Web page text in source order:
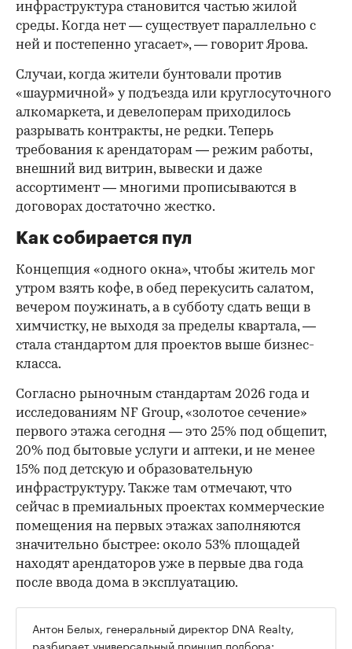
инфраструктура становится частью жилой
среды. Когда нет — существует параллельно с
ней и постепенно угасает», — говорит Ярова.
Случаи, когда жители бунтовали против
«шаурмичной» у подъезда или круглосуточного
алкомаркета, и девелоперам приходилось
разрывать контракты, не редки. Теперь
требования к арендаторам — режим работы,
внешний вид витрин, вывески и даже
ассортимент — многими прописываются в
договорах достаточно жестко.
Как собирается пул
Концепция «одного окна», чтобы житель мог
утром взять кофе, в обед перекусить салатом,
вечером поужинать, а в субботу сдать вещи в
химчистку, не выходя за пределы квартала, —
стала стандартом для проектов выше бизнес-
класса.
Согласно рыночным стандартам 2026 года и
исследованиям NF Group, «золотое сечение»
первого этажа сегодня — это 25% под общепит,
20% под бытовые услуги и аптеки, и не менее
15% под детскую и образовательную
инфраструктуру. Также там отмечают, что
сейчас в премиальных проектах коммерческие
помещения на первых этажах заполняются
значительно быстрее: около 53% площадей
находят арендаторов уже в первые два года
после ввода дома в эксплуатацию.
Антон Белых, генеральный директор DNA Realty,
разбирает универсальный принцип подбора: